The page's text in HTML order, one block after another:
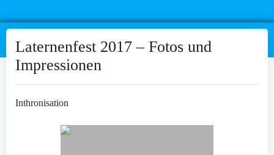
Laternenfest 2017 – Fotos und
Impressionen
Inthronisation